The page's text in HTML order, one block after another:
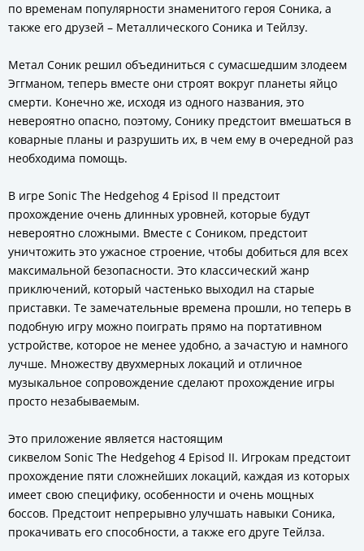
по временам популярности знаменитого героя Соника, а
также его друзей – Металлического Соника и Тейлзу.
Метал Соник решил объединиться с сумасшедшим злодеем
Эггманом, теперь вместе они строят вокруг планеты яйцо
смерти. Конечно же, исходя из одного названия, это
невероятно опасно, поэтому, Сонику предстоит вмешаться в
коварные планы и разрушить их, в чем ему в очередной раз
необходима помощь.
В игре Sonic The Hedgehog 4 Episod II предстоит
прохождение очень длинных уровней, которые будут
невероятно сложными. Вместе с Соником, предстоит
уничтожить это ужасное строение, чтобы добиться для всех
максимальной безопасности. Это классический жанр
приключений, который частенько выходил на старые
приставки. Те замечательные времена прошли, но теперь в
подобную игру можно поиграть прямо на портативном
устройстве, которое не менее удобно, а зачастую и намного
лучше. Множеству двухмерных локаций и отличное
музыкальное сопровождение сделают прохождение игры
просто незабываемым.
Это приложение является настоящим
сиквелом Sonic The Hedgehog 4 Episod II. Игрокам предстоит
прохождение пяти сложнейших локаций, каждая из которых
имеет свою специфику, особенности и очень мощных
боссов. Предстоит непрерывно улучшать навыки Соника,
прокачивать его способности, а также его друге Тейлза.